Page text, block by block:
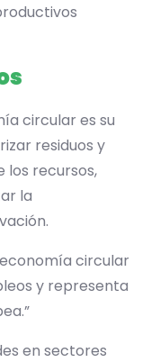
circular es su
residuos y
los recursos,
la
circular
y representa
en sectores